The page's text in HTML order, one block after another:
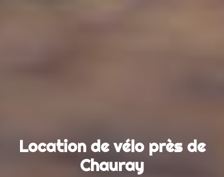
Location de vélo près de
Chauray